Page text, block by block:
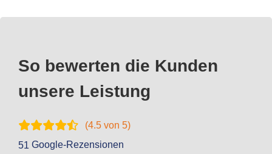
So bewerten die Kunden
unsere Leistung
(4.5 von 5)
51 Google-Rezensionen